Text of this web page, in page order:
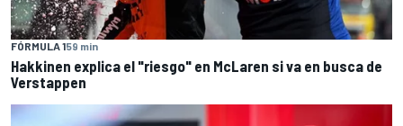
FÓRMULA 159 min
Hakkinen explica el "riesgo" en McLaren si va en busca de
Verstappen